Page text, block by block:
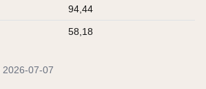
94,44
58,18
2026-07-07